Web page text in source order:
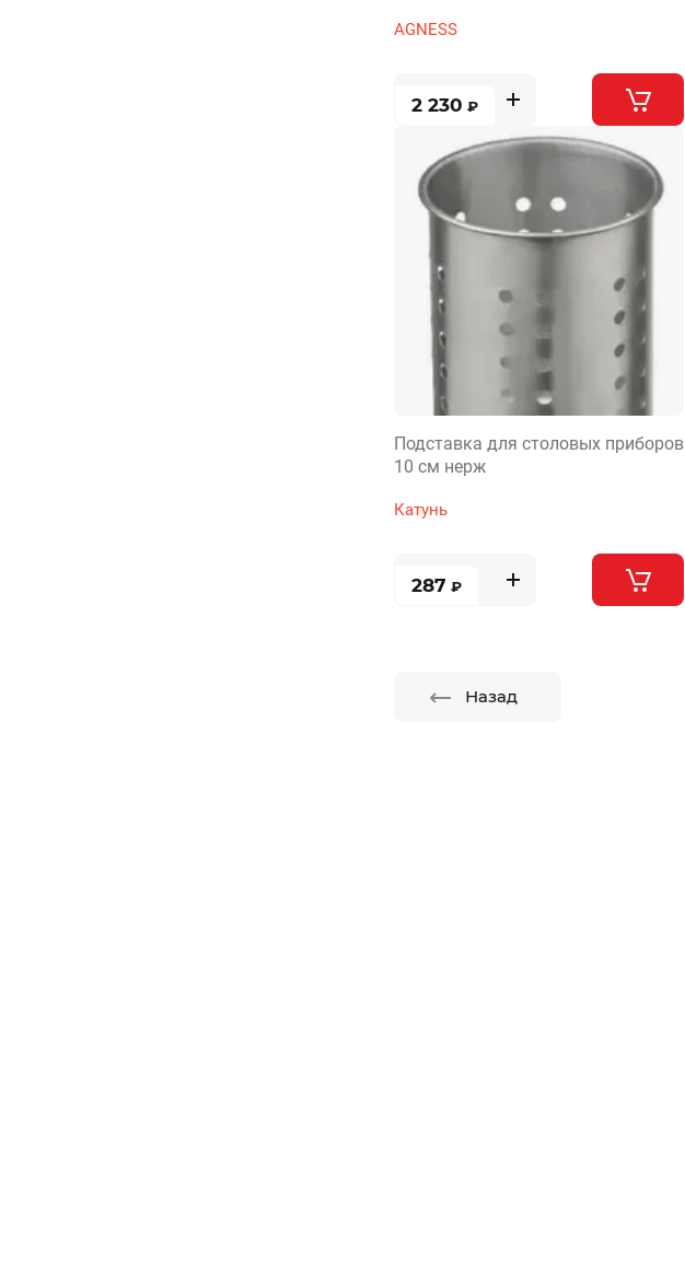
AGNESS
2 230 ₽
Подставка для столовых приборов
10 см нерж
Катунь
287 ₽
Назад